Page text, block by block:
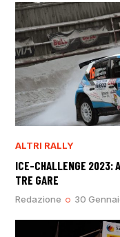
ALTRI RALLY
ICE-CHALLENGE 2023:
TRE GARE
Redazione 30